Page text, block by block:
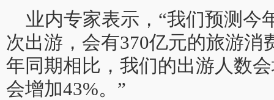
业内专家表示，“我们预测今
次出游，会有370亿元的旅游消
年同期相比，我们的出游人数
会增加43%。”